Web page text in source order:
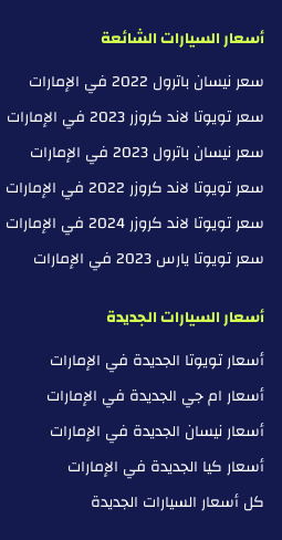
أسعار السيارات الشائعة
سعر نيسان باترول 2022 في الإمارات
سعر تويوتا لاند كروزر 2023 في الإمارات
سعر نيسان باترول 2023 في الإمارات
سعر تويوتا لاند كروزر 2022 في الإمارات
سعر تويوتا لاند كروزر 2024 في الإمارات
سعر تويوتا يارس 2023 في الإمارات
أسعار السيارات الجديدة
أسعار تويوتا الجديدة في الإمارات
أسعار ام جي الجديدة في الإمارات
أسعار نيسان الجديدة في الإمارات
أسعار كيا الجديدة في الإمارات
كل أسعار السيارات الجديدة